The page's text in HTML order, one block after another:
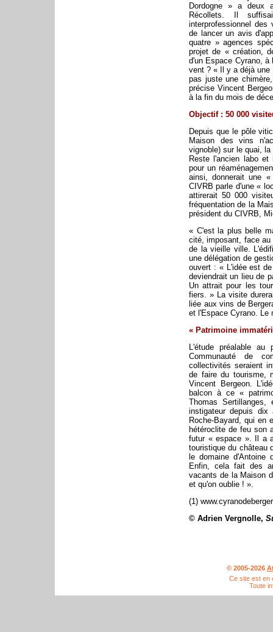
Dordogne » a deux
Récollets. Il
interprofessionnel
de lancer un avis
quatre » agences
projet de « création,
d'un Espace Cyrano,
vent ? « Il y a déjà
pas juste une
précise Vincent
à la fin du mois de
Objectif : 50 000
Depuis que le pôle
Maison des vins
vignoble) sur le quai,
Reste l'ancien labo
pour un
ainsi, donnerait une
CIVRB parle d'une «
attirerait 50 000
fréquentation de la
président du CIVRB,
« C'est la plus belle
cité, imposant, face
de la vieille ville.
une délégation de
ouvert : « L'idée est
deviendrait un lieu de
Un attrait pour les
fiers. » La visite
liée aux vins de
et l'Espace Cyrano. Le
« Patrimoine
L'étude préalable
Communauté de
collectivités seraient
de faire du tourisme,
Vincent Bergeon.
balcon à ce «
Thomas Sertillanges,
instigateur depuis
Roche-Bayard, qui en
hétéroclite de feu son
futur « espace ». Il a
touristique du château
le domaine d'Antoine
Enfin, cela fait des
vacants de la Maison
et qu'on oublie ! ».
(1)
© Adrien Vergnolle,
© 2005-2026
Ce site est en
Toute